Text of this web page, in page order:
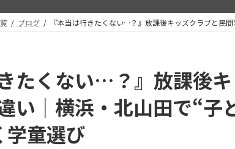
ブログ 『本当は行きたくない…？』放課後キッズクラブと民
たくない…？』放課後
い｜横浜・北山田で“子
学童選び